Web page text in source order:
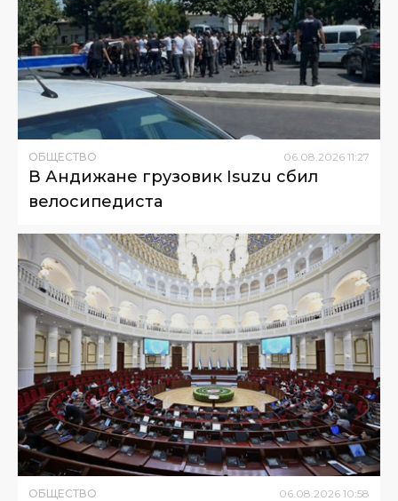
ОБЩЕСТВО 06.08.2026 11:27
В Андижане грузовик Isuzu сбил
велосипедиста
ОБЩЕСТВО 06 08 2026 10:58